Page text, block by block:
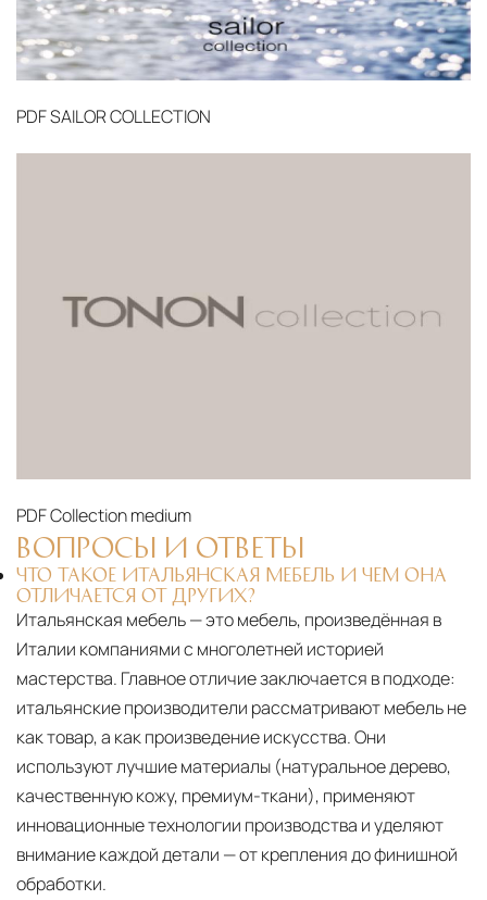
PDFSAILOR COLLECTION
PDFCollection medium
ВОПРОСЫ И ОТВЕТЫ
ЧТО ТАКОЕ ИТАЛЬЯНСКАЯ МЕБЕЛЬ И ЧЕМ ОНА
ОТЛИЧАЕТСЯ ОТ ДРУГИХ?
Итальянская мебель — это мебель, произведённая в
Италии компаниями с многолетней историей
мастерства. Главное отличие заключается в подходе:
итальянские производители рассматривают мебель не
как товар, а как произведение искусства. Они
используют лучшие материалы (натуральное дерево,
качественную кожу, премиум-ткани), применяют
инновационные технологии производства и уделяют
внимание каждой детали — от крепления до финишной
обработки.